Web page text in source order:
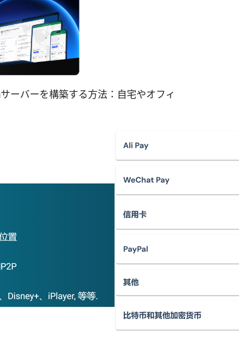
バーを構築する方法：自宅やオフィ